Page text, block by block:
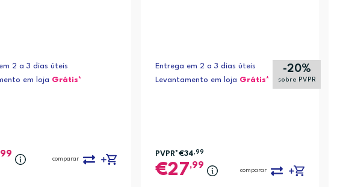
2 a 3 dias úteis
em loja Grátis*
comparar
Entrega em 2 a 3 dias úteis
Levantamento em loja Grátis*
-20%
sobre PVPR
PVPR*€34,99
27,99
comparar